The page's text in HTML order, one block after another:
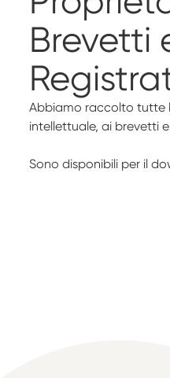
Brevetti
Abbiamo raccolto tutte
intellettuale, ai brevetti
Sono disponibili per il